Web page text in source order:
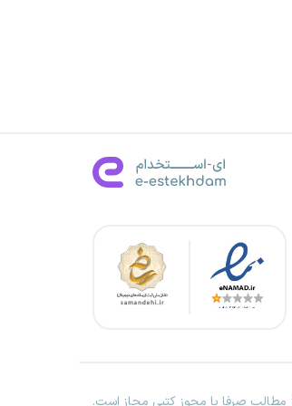
مطالب صرفا با مجوز کتبی مجاز است.